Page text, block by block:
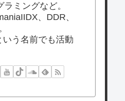
ミングなど。
、DDR、
う名前でも活動